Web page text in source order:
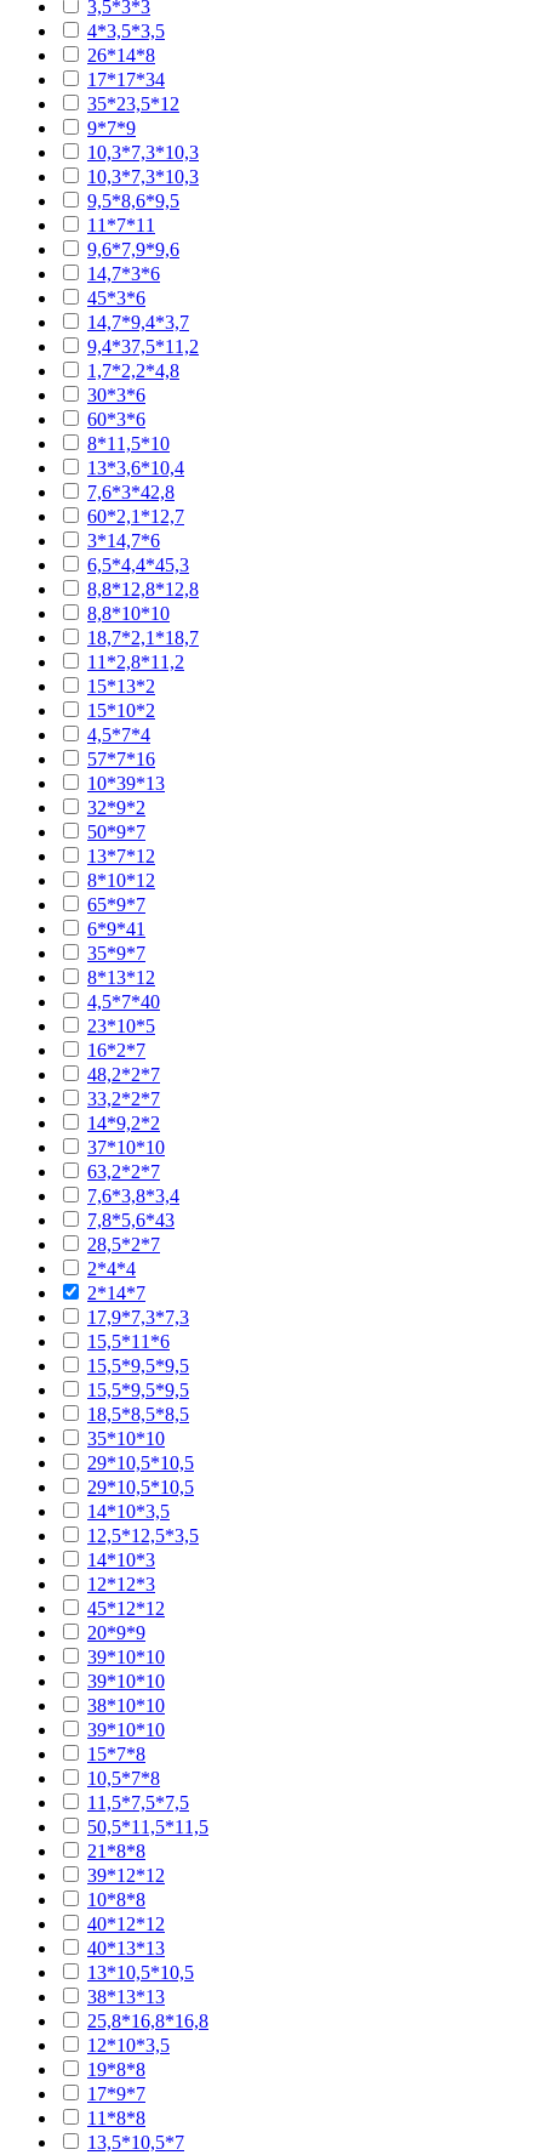
3,5*3*3
4*3,5*3,5
26*14*8
17*17*34
35*23,5*12
9*7*9
10,3*7,3*10,3
10,3*7,3*10,3
9,5*8,6*9,5
11*7*11
9,6*7,9*9,6
14,7*3*6
45*3*6
14,7*9,4*3,7
9,4*37,5*11,2
1,7*2,2*4,8
30*3*6
60*3*6
8*11,5*10
13*3,6*10,4
7,6*3*42,8
60*2,1*12,7
3*14,7*6
6,5*4,4*45,3
8,8*12,8*12,8
8,8*10*10
18,7*2,1*18,7
11*2,8*11,2
15*13*2
15*10*2
4,5*7*4
57*7*16
10*39*13
32*9*2
50*9*7
13*7*12
8*10*12
65*9*7
6*9*41
35*9*7
8*13*12
4,5*7*40
23*10*5
16*2*7
48,2*2*7
33,2*2*7
14*9,2*2
37*10*10
63,2*2*7
7,6*3,8*3,4
7,8*5,6*43
28,5*2*7
2*4*4
2*14*7
17,9*7,3*7,3
15,5*11*6
15,5*9,5*9,5
15,5*9,5*9,5
18,5*8,5*8,5
35*10*10
29*10,5*10,5
29*10,5*10,5
14*10*3,5
12,5*12,5*3,5
14*10*3
12*12*3
45*12*12
20*9*9
39*10*10
39*10*10
38*10*10
39*10*10
15*7*8
10,5*7*8
11,5*7,5*7,5
50,5*11,5*11,5
21*8*8
39*12*12
10*8*8
40*12*12
40*13*13
13*10,5*10,5
38*13*13
25,8*16,8*16,8
12*10*3,5
19*8*8
17*9*7
11*8*8
13,5*10,5*7